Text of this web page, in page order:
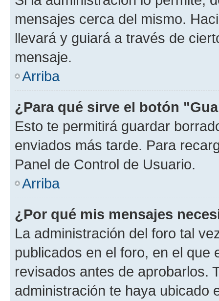
mensajes cerca del mismo.
llevará y guiará a través de
mensaje.
Arriba
¿Para qué sirve el botón
Esto te permitirá guardar
enviados más tarde. Para
Panel de Control de Usuario.
Arriba
¿Por qué mis mensajes
La administración del foro tal
publicados en el foro, en el
revisados antes de aprobarlos.
administración te haya ubicado